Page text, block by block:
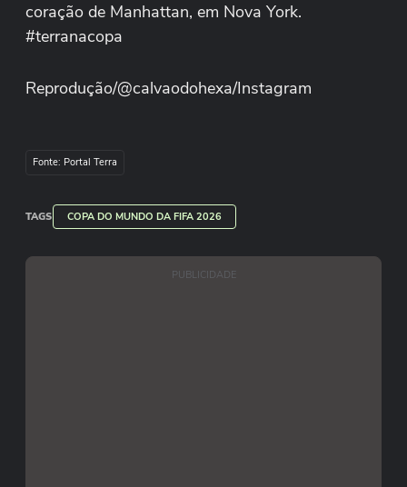
coração de Manhattan, em Nova York.
#terranacopa
Reprodução/@calvaodohexa/Instagram
Fonte: Portal Terra
TAGS COPA DO MUNDO DA FIFA 2026
PUBLICIDADE